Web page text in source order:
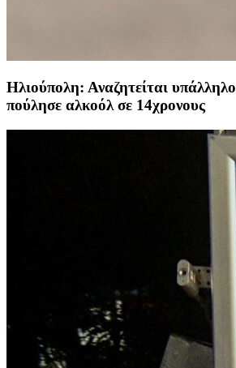
Ηλιούπολη: Αναζητείται
πούλησε αλκοόλ σε 14χρονους